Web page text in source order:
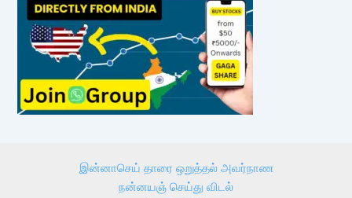
இன்னாசெய் தாரை ஒறுத்தல் அவர்நாண
நன்னயஞ் செய்து விடல்